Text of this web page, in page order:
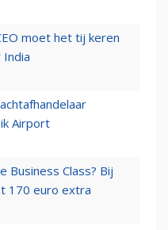
moet het tij keren
Airport
Business Class? Bij
170 euro extra